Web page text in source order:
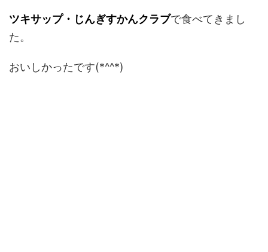
ツキサップ・じんぎすかんクラブで食べてきまし
た。
おいしかったです(*^^*)